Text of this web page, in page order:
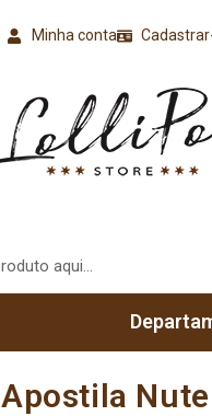
Minha conta
Apostila